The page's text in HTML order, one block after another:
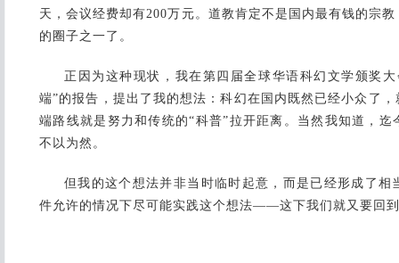
天，会议经费却有200万元。道教肯定不是国内最有钱的宗
的圈子之一了。
正因为这种现状，我在第四届全球华语科幻文学颁奖
端”的报告，提出了我的想法：科幻在国内既然已经小众了
端路线就是努力和传统的“科普”拉开距离。当然我知道，
不以为然。
但我的这个想法并非当时临时起意，而是已经形成了相
件允许的情况下尽可能实践这个想法——这下我们就又要回